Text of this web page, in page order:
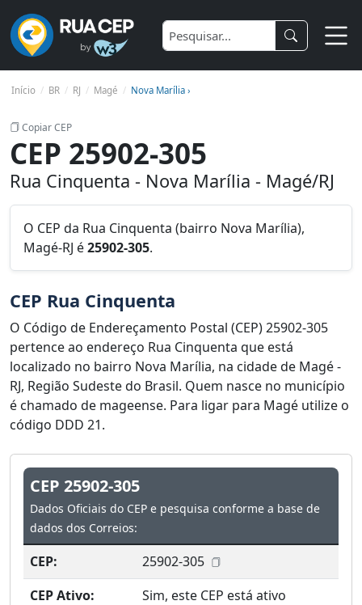
Início BR RJ Magé Nova Marília ›
Copiar CEP
CEP 25902-305
Rua Cinquenta - Nova Marília - Magé/RJ
O CEP da Rua Cinquenta (bairro Nova Marília),
Magé-RJ é25902-305.
CEP Rua Cinquenta
O Código de Endereçamento Postal (CEP) 25902-305
pertence ao endereço Rua Cinquenta que está
localizado no bairro Nova Marília, na cidade de Magé -
RJ, Região Sudeste do Brasil. Quem nasce no município
é chamado de mageense. Para ligar para Magé utilize o
código DDD 21.
CEP 25902-305
Dados Oficiais do CEP e pesquisa conforme a base de
dados dos Correios:
CEP:
25902-305
CEP Ativo:
Sim, este CEP está ativo